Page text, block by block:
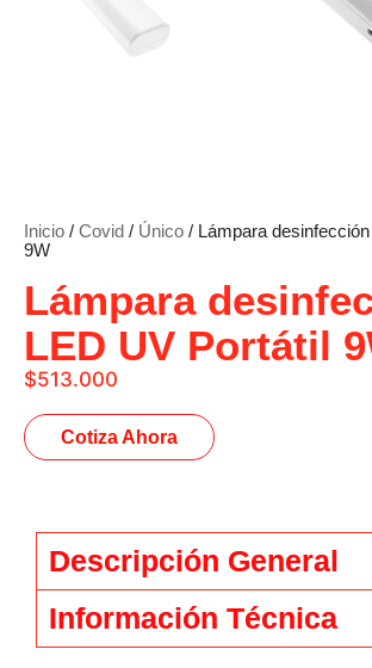
Inicio / Covid / Único / Lámpara
9W
Lámpara
LED UV Portátil
$513.000
Cotiza Ahora
Descripción General
Información Técnica